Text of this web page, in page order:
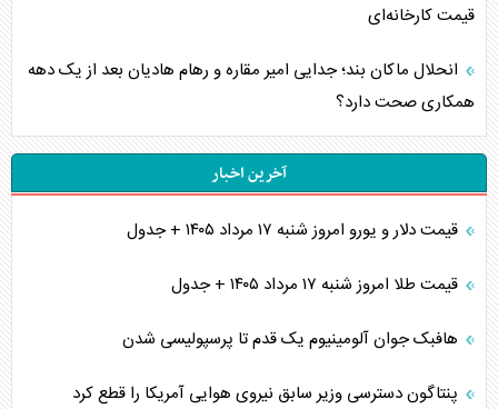
قیمت کارخانه‌ای
انحلال ماکان بند؛ جدایی امیر مقاره و رهام هادیان بعد از یک دهه
همکاری صحت دارد؟
آخرین اخبار
قیمت دلار و یورو امروز شنبه ۱۷ مرداد ۱۴۰۵ + جدول
قیمت طلا امروز شنبه ۱۷ مرداد ۱۴۰۵ + جدول
هافبک جوان آلومینیوم یک قدم تا پرسپولیسی شدن
پنتاگون دسترسی وزیر سابق نیروی هوایی آمریکا را قطع کرد